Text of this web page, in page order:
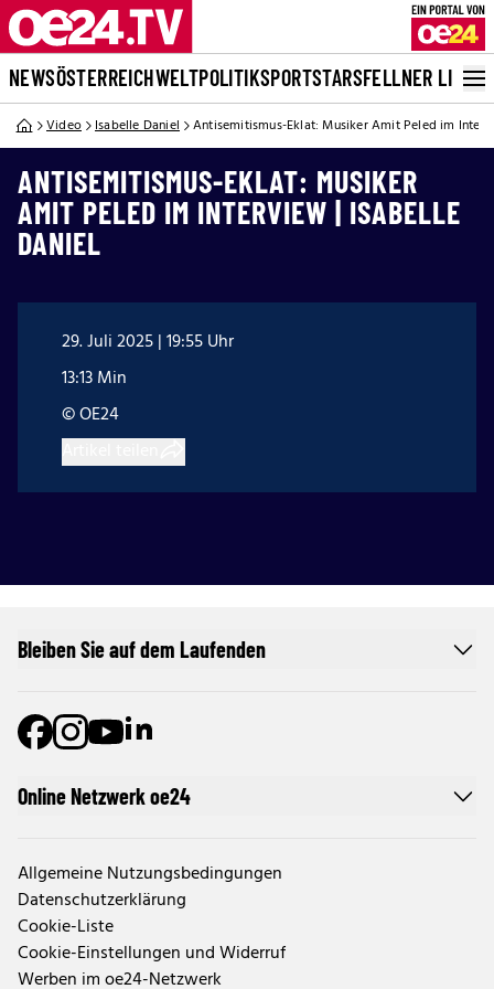
NEWSÖSTERREICHWELTPOLITIKSPORTSTARSFELLNER LIVE
Video Isabelle Daniel Antisemitismus-Eklat: Musiker Amit Peled im
ANTISEMITISMUS-EKLAT: MUSIKER
AMIT PELED IM INTERVIEW | ISABELLE
DANIEL
29. Juli 2025 | 19:55 Uhr
13:13 Min
© OE24
Online Netzwerk oe24
Allgemeine Nutzungsbedingungen
Datenschutzerklärung
Cookie-Liste
Cookie-Einstellungen und Widerruf
Werben im oe24-Netzwerk
Bleiben Sie auf dem Laufenden